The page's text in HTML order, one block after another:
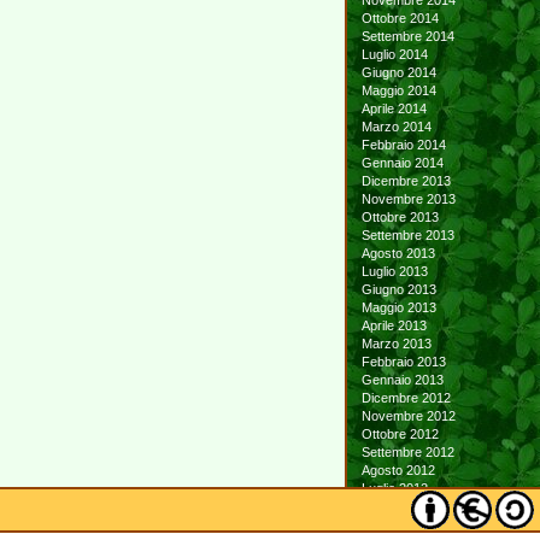
Ottobre 2014
Settembre 2014
Luglio 2014
Giugno 2014
Maggio 2014
Aprile 2014
Marzo 2014
Febbraio 2014
Gennaio 2014
Dicembre 2013
Novembre 2013
Ottobre 2013
Settembre 2013
Agosto 2013
Luglio 2013
Giugno 2013
Maggio 2013
Aprile 2013
Marzo 2013
Febbraio 2013
Gennaio 2013
Dicembre 2012
Novembre 2012
Ottobre 2012
Settembre 2012
Agosto 2012
Luglio 2012
Giugno 2012
Maggio 2012